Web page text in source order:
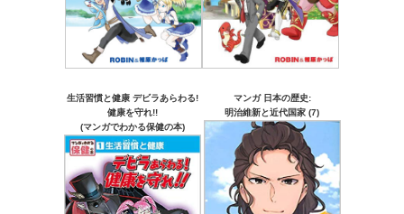
生活習慣と健康 デビラあらわる!
健康を守れ!!
(マンガでわかる保健の本)
マンガ 日本の歴史:
明治維新と近代国家 (7)